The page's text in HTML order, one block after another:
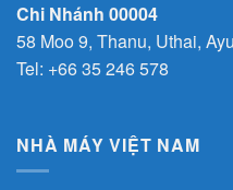
Chi Nhánh 00004
58 Moo 9, Thanu, Uthai,
Tel: +66 35 246 578
NHÀ MÁY VIỆT NAM